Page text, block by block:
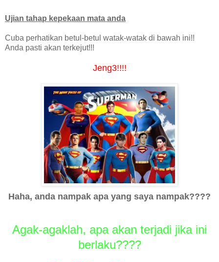
Ujian tahap kepekaan mata anda
Cuba perhatikan betul-betul watak-watak di bawah ini!!
Anda pasti akan terkejut!!!
Jeng3!!!!
Haha, anda nampak apa yang saya nampak????
Agak-agaklah, apa akan terjadi jika ini
berlaku????